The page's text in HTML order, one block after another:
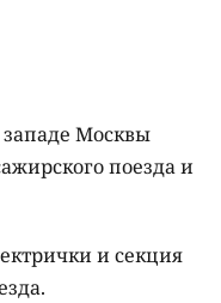
Москвы
поезда и
и секция